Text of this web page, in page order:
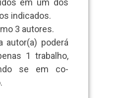
em um dos
indicados.
3 autores.
autor(a) poderá
1 trabalho,
se em co-